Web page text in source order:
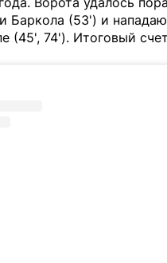
Баркола (53') и
(45', 74'). Итоговый